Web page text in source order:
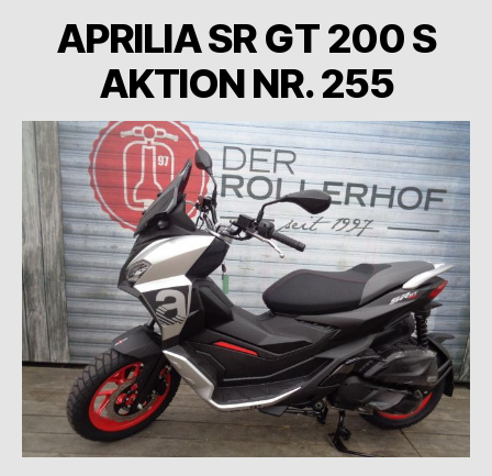
APRILIA SR GT 200 S
AKTION NR. 255